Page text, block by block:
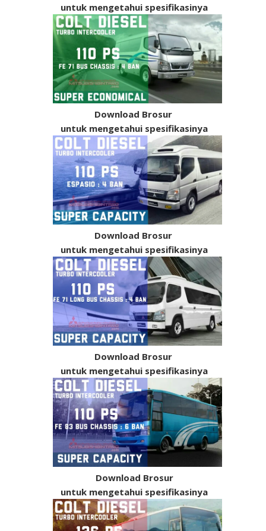
untuk mengetahui spesifikasinya
Download Brosur
untuk mengetahui spesifikasinya
Download Brosur
untuk mengetahui spesifikasinya
Download Brosur
untuk mengetahui spesifikasinya
Download Brosur
untuk mengetahui spesifikasinya